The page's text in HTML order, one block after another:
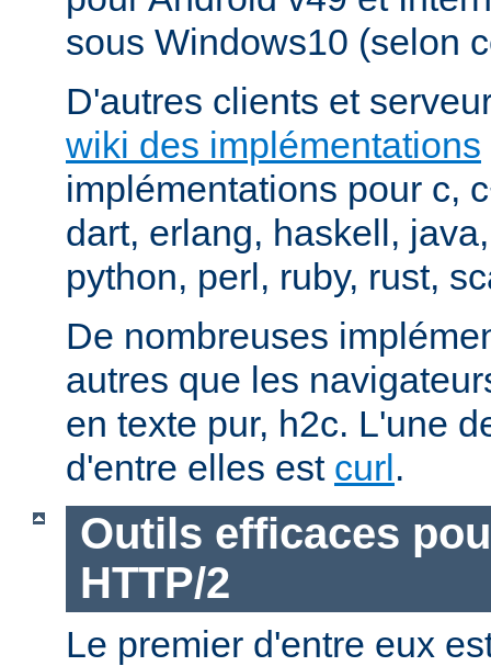
sous Windows10 (selon
D'autres clients et
wiki des implémentations
implémentations pour c,
dart, erlang, haskell,
python, perl, ruby, rust,
De nombreuses
autres que les
en texte pur, h2c. L'une
d'entre elles est curl.
Outils efficaces
HTTP/2
Le premier d'entre eux